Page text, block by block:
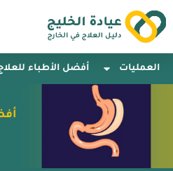
إلى
المحتوى
العمليات أفضل الأطباء